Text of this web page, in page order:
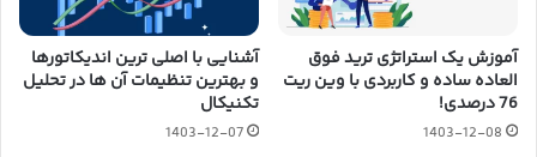
آموزش یک استراتژی ترید فوق
العاده ساده و کاربردی با وین ریت
76 درصدی!
1403-12-08
آشنایی با اصلی ترین اندیکاتورها
و بهترین تنظیمات آن ها در تحلیل
تکنیکال
1403-12-07